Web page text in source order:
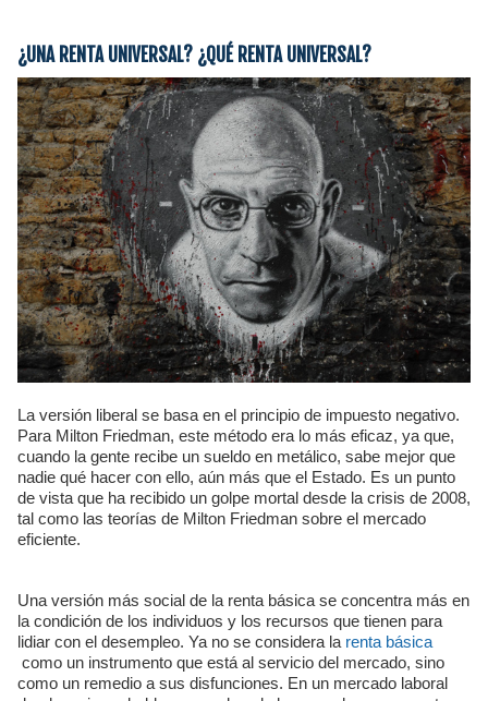
¿UNA RENTA UNIVERSAL? ¿QUÉ RENTA UNIVERSAL?
La versión liberal se basa en el principio de impuesto negativo.
Para Milton Friedman, este método era lo más eficaz, ya que,
cuando la gente recibe un sueldo en metálico, sabe mejor que
nadie qué hacer con ello, aún más que el Estado. Es un punto
de vista que ha recibido un golpe mortal desde la crisis de 2008,
tal como las teorías de Milton Friedman sobre el mercado
eficiente.
Una versión más social de la renta básica se concentra más en
la condición de los individuos y los recursos que tienen para
lidiar con el desempleo. Ya no se considera la renta básica
como un instrumento que está al servicio del mercado, sino
como un remedio a sus disfunciones. En un mercado laboral